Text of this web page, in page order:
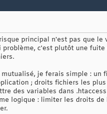
principal n'est pas que le
problème, c'est plutôt une fuite
mutualisé, je ferais simple : un
; droits fichiers les
des variables dans
logique : limiter les droits